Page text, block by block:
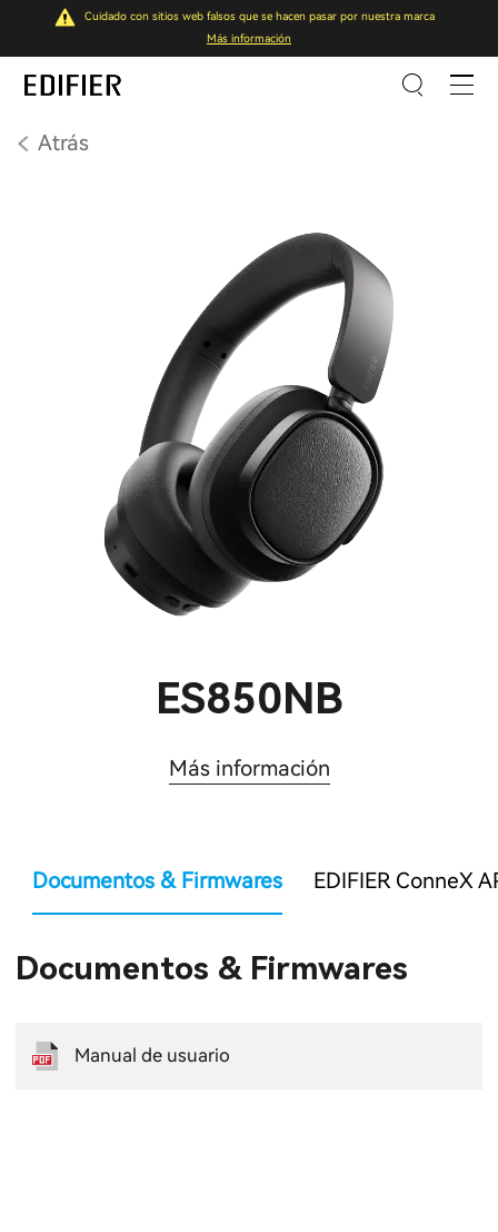
Cuidado con sitios web falsos que se hacen pasar por nuestra marca
Más información
Atrás
ES850NB
Más información
Documentos & Firmwares EDIFIER ConneX
Documentos & Firmwares
Manual de usuario